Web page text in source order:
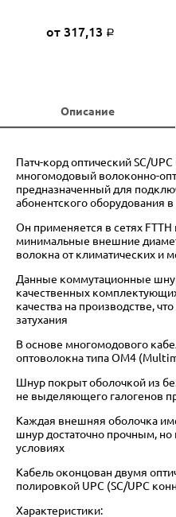
от 317,13 Р
Описание
Патч-корд оптический SC/
многомодовый волоконно-
предназначенный для
абонентского оборудования
Он применяется в сетях FTTH
минимальные внешние
волокна от климатических и
Данные коммутационные
качественных
качества на производстве,
затухания
В основе многомодового
оптоволокна типа OM4
Шнур покрыт оболочкой из
не выделяющего галогенов
Каждая внешняя оболочка
шнур достаточно прочным,
условиях
Кабель оконцован двумя
полировкой UPC (SC/UPC
Характеристики: